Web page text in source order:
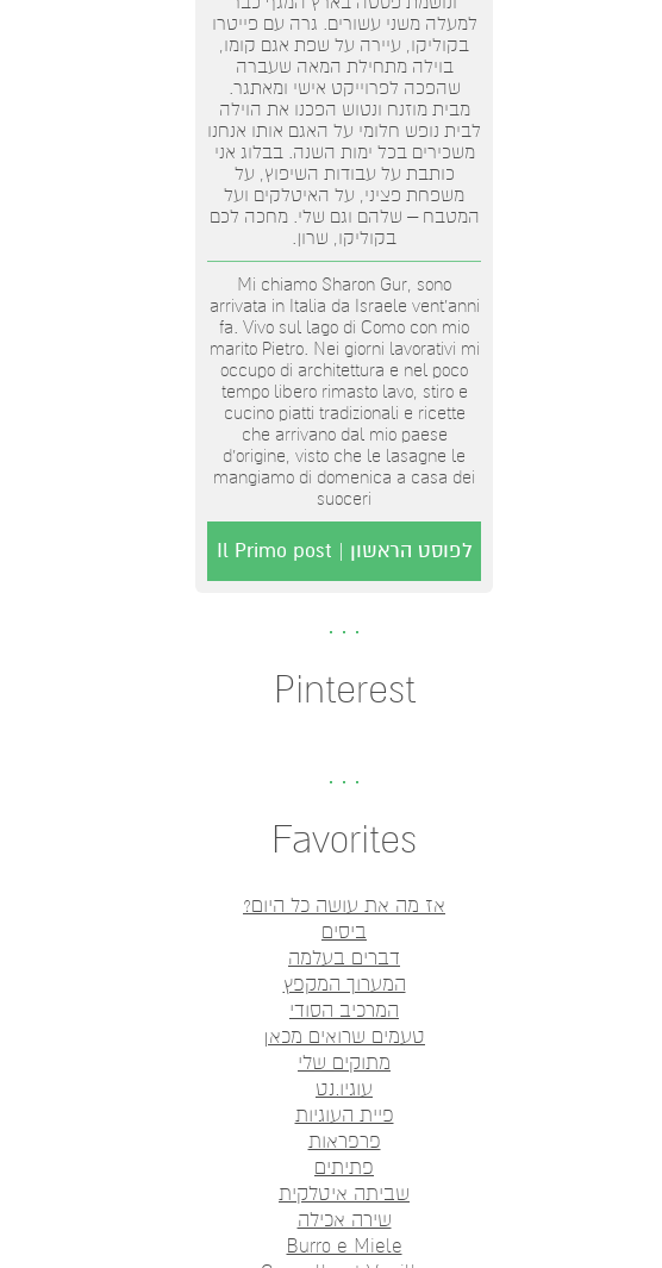
למעלה משני עשורים. גרה עם פייטרו
בקוליקו, עיירה על שפת אגם קומו,
בוילה מתחילת המאה שעברה
שהפכה לפרוייקט אישי ומאתגר.
מבית מוזנח ונטוש הפכנו את הוילה
לבית נופש חלומי על האגם אותו אנחנו
משכירים בכל ימות השנה. בבלוג אני
כותבת על עבודות השיפוץ, על
משפחת פציני, על האיטלקים ועל
המטבח – שלהם וגם שלי. מחכה לכם
בקוליקו, שרון.
Mi chiamo Sharon Gur, sono
arrivata in Italia da Israele vent'anni
fa. Vivo sul lago di Como con mio
marito Pietro. Nei giorni lavorativi mi
occupo di architettura e nel poco
tempo libero rimasto lavo, stiro e
cucino piatti tradizionali e ricette
che arrivano dal mio paese
d’origine, visto che le lasagne le
mangiamo di domenica a casa dei
suoceri
לפוסט הראשון | Il Primo post
Pinterest
Favorites
אז מה את עושה כל היום?
ביסים
דברים בעלמה
המערוך המקפץ
המרכיב הסודי
טעמים שרואים מכאן
מתוקים שלי
עוגיו.נט
פיית העוגיות
פרפראות
פתיתים
שביתה איטלקית
שירה אכילה
Burro e Miele